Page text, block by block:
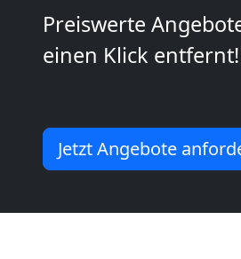
Preiswerte
einen Klick entfernt!
Jetzt Angebote
Feldkirch
Feldkirch